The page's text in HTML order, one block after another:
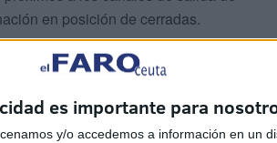
es importante para
y/o accedemos a información en un
en posición de cerradas.